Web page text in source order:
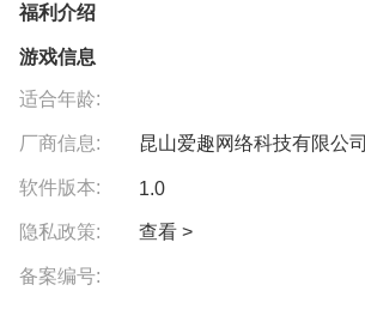
福利介绍
游戏信息
适合年龄:
厂商信息: 昆山爱趣网络科技有限公司
软件版本: 1.0
隐私政策: 查看 >
备案编号: